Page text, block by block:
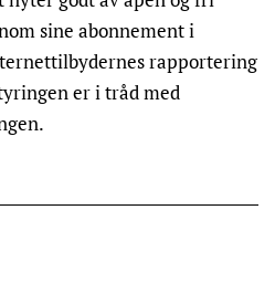
sine abonnement i
rapportering
er i tråd med